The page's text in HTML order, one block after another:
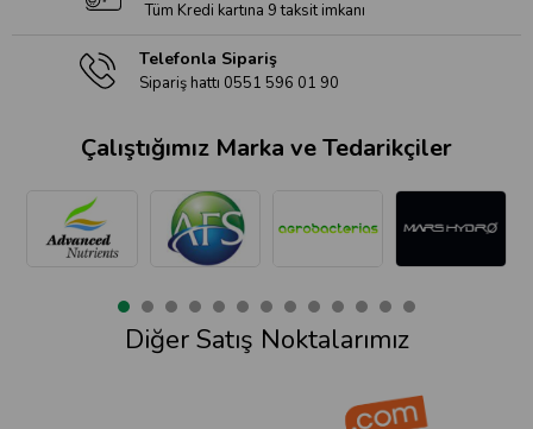
Tüm Kredi kartına 9 taksit imkanı
Telefonla Sipariş
Sipariş hattı 0551 596 01 90
Çalıştığımız Marka ve Tedarikçiler
Diğer Satış Noktalarımız